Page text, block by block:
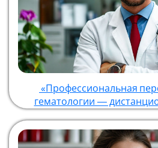
«Профессиональная
гематологии —